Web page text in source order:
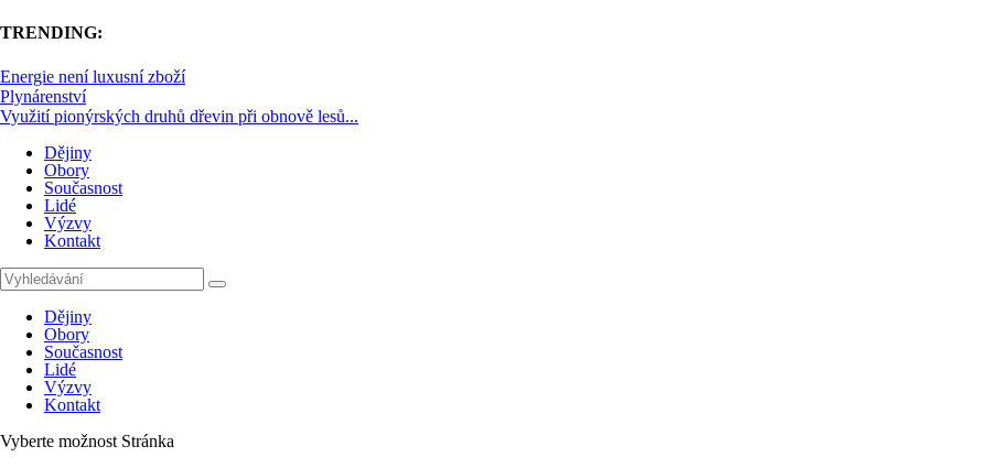
TRENDING:
Energie není luxusní zboží
Plynárenství
Využití pionýrských druhů dřevin při obnově lesů...
Dějiny
Obory
Současnost
Lidé
Výzvy
Kontakt
Dějiny
Obory
Současnost
Lidé
Výzvy
Kontakt
Vyberte možnost Stránka